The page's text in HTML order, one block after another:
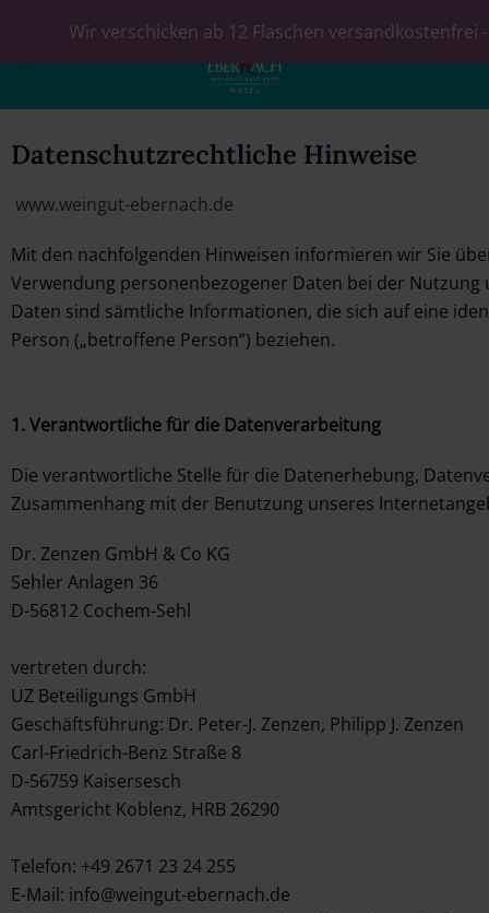
Wir verschicken ab 12 Flaschen 0
Datenschutzrechtliche Hinweise
www.weingut-ebernach.de
Mit den nachfolgenden Hinweisen informieren wir Sie
Verwendung personenbezogener Daten bei der
Daten sind sämtliche Informationen, die sich auf eine
Person („betroffene Person“) beziehen.
1.Verantwortliche für die Datenverarbeitung
Die verantwortliche Stelle für die Datenerhebung,
Zusammenhang mit der Benutzung unseres
Dr. Zenzen GmbH & Co KG
Sehler Anlagen 36
D-56812 Cochem-Sehl
vertreten durch:
UZ Beteiligungs GmbH
Geschäftsführung: Dr. Peter-J. Zenzen, Philipp J. Zenzen
Carl-Friedrich-Benz Straße 8
D-56759 Kaisersesch
Amtsgericht Koblenz, HRB 26290
Telefon: +49 2671 23 24 255
E-Mail: info@weingut-ebernach.de